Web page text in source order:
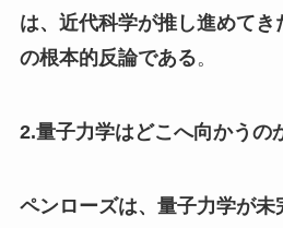
は、近代科学が推し進めて
の根本的反論である。
2.量子力学はどこへ向かうの
ペンローズは、量子力学が未